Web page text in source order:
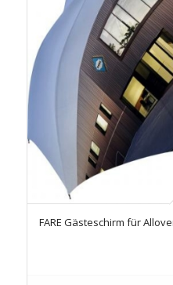
FARE Gästeschirm für